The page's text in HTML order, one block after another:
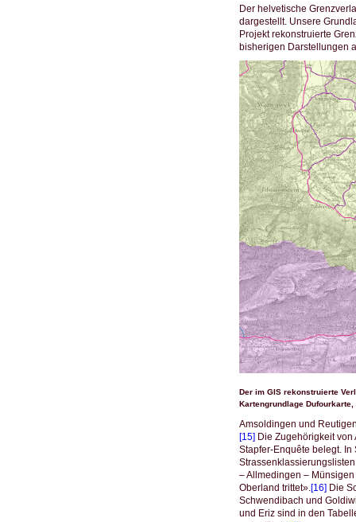
Der helvetische
dargestellt. Unsere
Projekt rekonstruierte
bisherigen Darstellungen
Der im GIS rekonstruierte
Kartengrundlage
Amsoldingen und
[15] Die Zugehörigkeit
Stapfer-Enquête belegt.
– Allmedingen –
Oberland trittet».[16] Die
Schwendibach und
und Eriz sind in den